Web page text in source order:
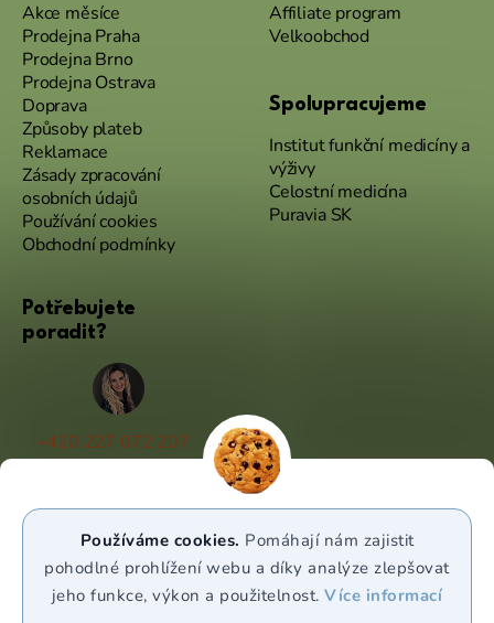
Používáme cookies. Pomáhají nám zajistit
pohodlné prohlížení webu a díky analýze zlepšovat
jeho funkce, výkon a použitelnost.Více informací
Akce měsíce
Prodejna Praha
Prodejna Brno
Prodejna Ostrava
Doprava
Způsoby plateb
Reklamace
Zásady zpracování
osobních údajů
Používání cookies
Obchodní podmínky
Affiliate program
Velkoobchod
Spolupracujeme
Institut funkční medicíny a
výživy
Celostní medicína
Puravia SK
Potřebujete
poradit?
+420 227 072 207
(Po - Pá 9:00 - 17:00)
WhatsApp